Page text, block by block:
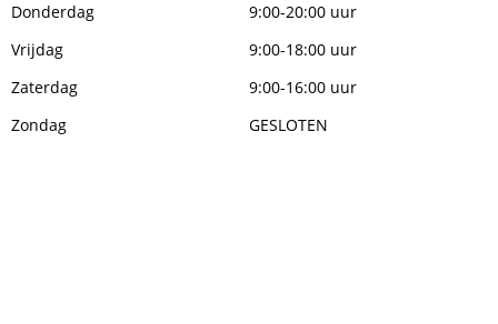
Donderdag
9:00-20:00 uur
Vrijdag
9:00-18:00 uur
Zaterdag
9:00-16:00 uur
Zondag
GESLOTEN